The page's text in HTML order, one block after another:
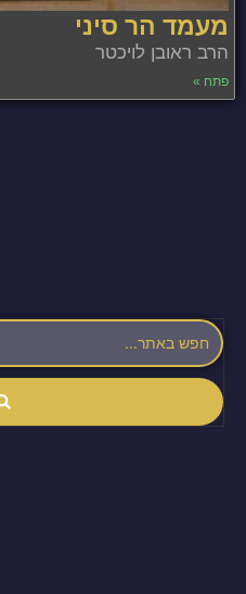
מעמד הר סיני
הרב ראובן לויכטר
פתח »